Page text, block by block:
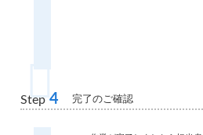
Step 4 完了のご確認